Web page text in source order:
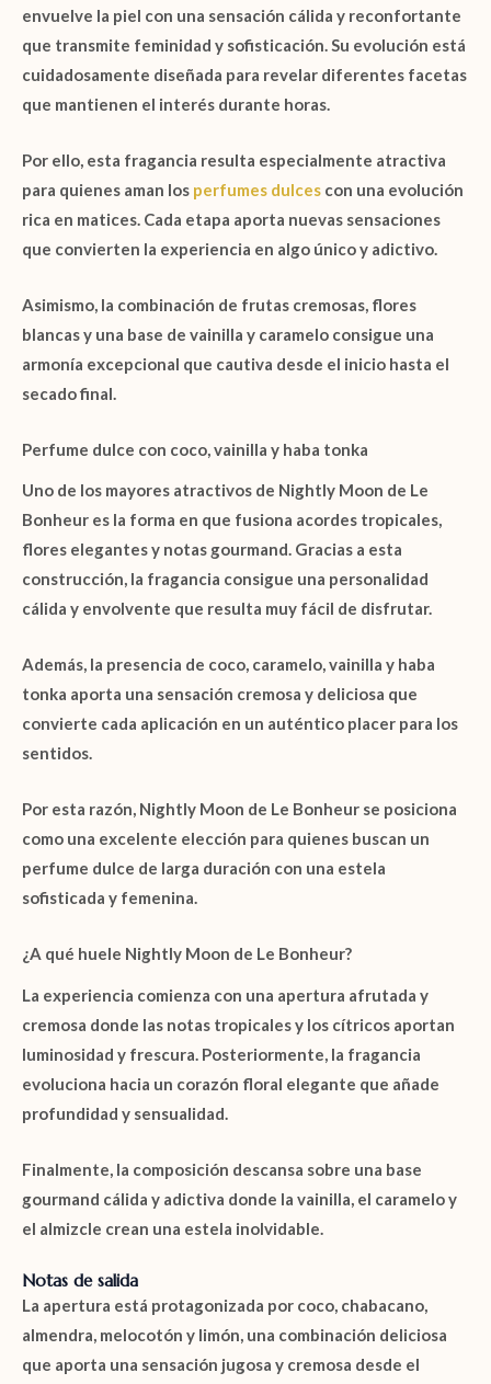
envuelve la piel con una sensación cálida y reconfortante
que transmite feminidad y sofisticación. Su evolución está
cuidadosamente diseñada para revelar diferentes facetas
que mantienen el interés durante horas.
Por ello, esta fragancia resulta especialmente atractiva
para quienes aman los perfumes dulces con una evolución
rica en matices. Cada etapa aporta nuevas sensaciones
que convierten la experiencia en algo único y adictivo.
Asimismo, la combinación de frutas cremosas, flores
blancasy una base de vainilla y caramelo consigue una
armonía excepcional que cautiva desde el inicio hasta el
secado final.
Perfume dulce con coco, vainilla y haba tonka
Uno de los mayores atractivos de Nightly Moon de Le
Bonheur es la forma en que fusiona acordes tropicales,
flores elegantes y notas gourmand. Gracias a esta
construcción, la fragancia consigue una personalidad
cálida y envolvente que resulta muy fácil de disfrutar.
Además, la presencia de coco, caramelo,vainilla y haba
tonka aporta una sensación cremosa y deliciosa que
convierte cada aplicación en un auténtico placer para los
sentidos.
Por esta razón, Nightly Moon de Le Bonheur se posiciona
como una excelente elección para quienes buscan un
perfume dulce de larga duración con una estela
sofisticada y femenina.
¿A qué huele Nightly Moon de Le Bonheur?
La experiencia comienza con una apertura afrutada y
cremosa donde las notas tropicales y los cítricos aportan
luminosidad y frescura. Posteriormente, la fragancia
evoluciona hacia un corazón floral elegante que añade
profundidad y sensualidad.
Finalmente, la composición descansa sobre una base
gourmand cálida y adictiva donde la vainilla, el caramelo y
el almizcle crean una estela inolvidable.
Notas de salida
La apertura está protagonizada por coco, chabacano,
almendra, melocotón y limón, una combinación deliciosa
que aporta una sensación jugosa y cremosa desde el